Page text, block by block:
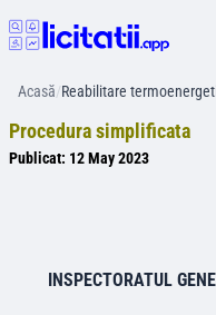
Acasă/Reabilitare
Procedura simplificata
Publicat: 12 May 2023
INSPECTORATUL